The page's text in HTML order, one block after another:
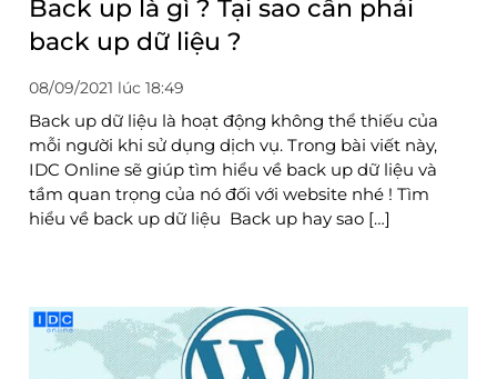
Back up là gì ? Tại sao cần phải
back up dữ liệu ?
08/09/2021 lúc 18:49
Back up dữ liệu là hoạt động không thể thiếu của
mỗi người khi sử dụng dịch vụ. Trong bài viết này,
IDC Online sẽ giúp tìm hiểu về back up dữ liệu và
tầm quan trọng của nó đối với website nhé ! Tìm
hiểu về back up dữ liệu Back up hay sao […]